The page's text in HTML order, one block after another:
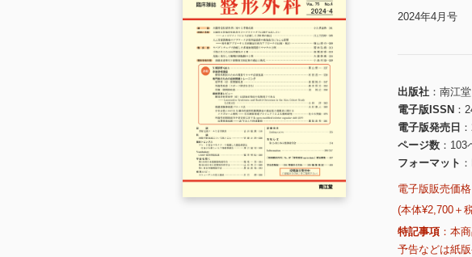
2024年4月号
出版社
南江堂
電子版ISSN
電子版発売日
ページ数
103
フォーマット
電子版販売価格
(本体¥2,700＋
特記事項
本
予告などは紙